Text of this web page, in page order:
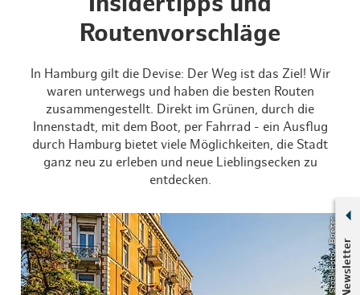
Newsletter
Routenvorschläge
In Hamburg gilt die Devise: Der Weg ist das Ziel! Wir
waren unterwegs und haben die besten Routen
zusammengestellt. Direkt im Grünen, durch die
Innenstadt, mit dem Boot, per Fahrrad - ein Ausflug
durch Hamburg bietet viele Möglichkeiten, die Stadt
ganz neu zu erleben und neue Lieblingsecken zu
entdecken.
© Alamy Stock Foto / Boelter